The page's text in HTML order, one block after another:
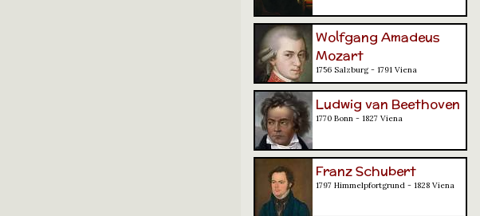
Wolfgang Amadeus
Mozart
1756 Salzburg - 1791 Viena
Ludwig van Beethoven
1770 Bonn - 1827 Viena
Franz Schubert
1797 Himmelpfortgrund - 1828 Viena